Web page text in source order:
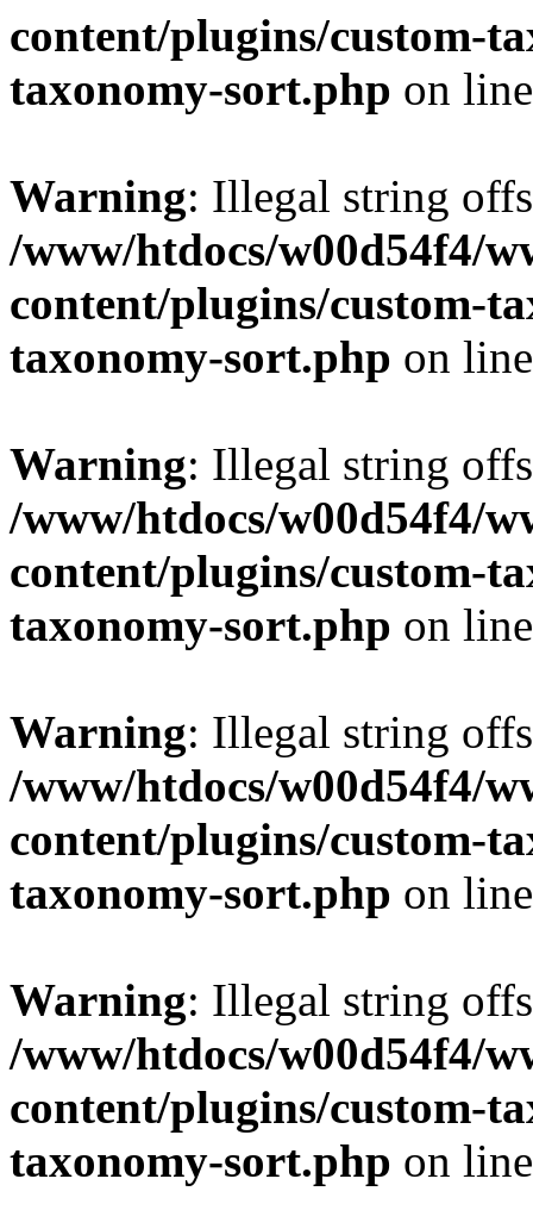
content/plugins/custom-
taxonomy-sort.php on
Warning: Illegal string
/www/htdocs/w00d54f4/
content/plugins/custom-
taxonomy-sort.php on
Warning: Illegal string
/www/htdocs/w00d54f4/
content/plugins/custom-
taxonomy-sort.php on
Warning: Illegal string
/www/htdocs/w00d54f4/
content/plugins/custom-
taxonomy-sort.php on
Warning: Illegal string
/www/htdocs/w00d54f4/
content/plugins/custom-
taxonomy-sort.php on